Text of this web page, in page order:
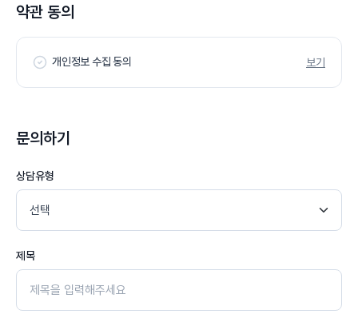
약관 동의
개인정보 수집 동의 보기
문의하기
상담유형
제목